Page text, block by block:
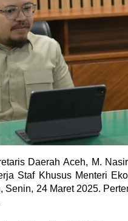
Daerah Aceh, M.
Staf Khusus Menteri
Senin, 24 Maret 2025.